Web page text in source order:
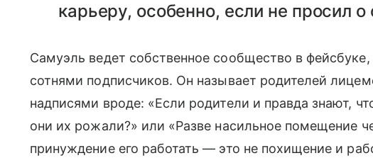
карьеру, особенно, если не просил
Самуэль ведет собственное сообщество в
сотнями подписчиков. Он называет родителей
надписями вроде: «Если родители и правда знают,
они их рожали?» или «Разве насильное помещение
принуждение его работать — это не похищение и